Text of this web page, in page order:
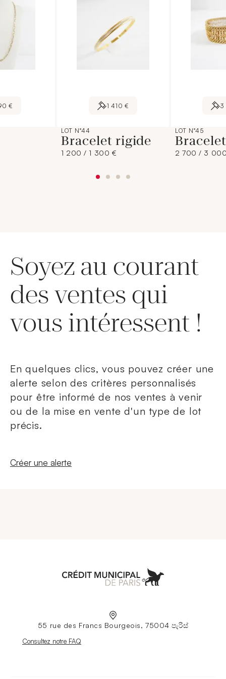
€ 1 410 €
LOT N°44
Bracelet rigide
1 200 / 1 300 €
3
LOT N°45
2 700 / 3
Soyez au courant
des ventes qui
vous intéressent !
En quelques clics, vous pouvez créer une
alerte selon des critères personnalisés
pour être informé de nos ventes à venir
ou de la mise en vente d'un type de lot
précis.
Nouvelle fenêtre
Créer une alerte
55 rue des Francs Bourgeois, 75004 පැරිස්
Nouvelle fenêtre
Consultez notre FAQ